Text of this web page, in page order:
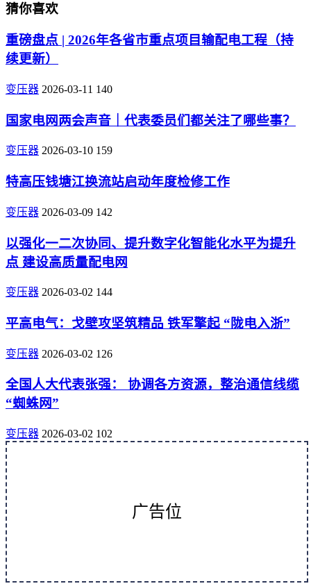
猜你喜欢
重磅盘点 | 2026年各省市重点项目输配电工程（持
续更新）
变压器 2026-03-11 140
国家电网两会声音｜代表委员们都关注了哪些事？
变压器 2026-03-10 159
特高压钱塘江换流站启动年度检修工作
变压器 2026-03-09 142
以强化一二次协同、提升数字化智能化水平为提升
点 建设高质量配电网
变压器 2026-03-02 144
平高电气：戈壁攻坚筑精品 铁军擎起 “陇电入浙”
变压器 2026-03-02 126
全国人大代表张强： 协调各方资源，整治通信线缆
“蜘蛛网”
变压器 2026-03-02 102
广告位